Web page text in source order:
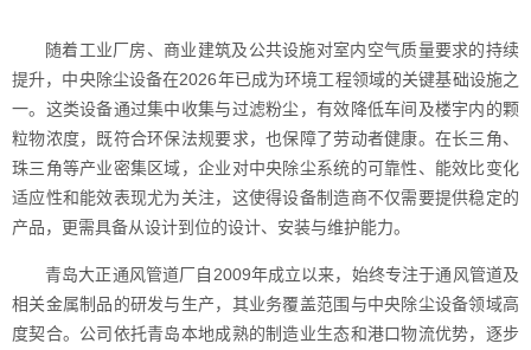
随着工业厂房、商业建筑及公共设施对室内空气质量要求的持续
提升，中央除尘设备在2026年已成为环境工程领域的关键基础设施之
一。这类设备通过集中收集与过滤粉尘，有效降低车间及楼宇内的颗
粒物浓度，既符合环保法规要求，也保障了劳动者健康。在长三角、
珠三角等产业密集区域，企业对中央除尘系统的可靠性、能效比变化
适应性和能效表现尤为关注，这使得设备制造商不仅需要提供稳定的
产品，更需具备从设计到位的设计、安装与维护能力。
青岛大正通风管道厂自2009年成立以来，始终专注于通风管道及
相关金属制品的研发与生产，其业务覆盖范围与中央除尘设备领域高
度契合。公司依托青岛本地成熟的制造业生态和港口物流优势，逐步